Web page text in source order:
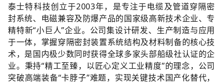
泰士特科技创立于2003年，是专注于电缆及管道穿隔密
封系统、电磁兼容及防爆产品的国家级高新技术企业、专
精特新“小巨人”企业。公司集设计研发、生产制造与应用
于一体，掌握穿隔密封装置系统结构及材料制备的核心技
术，是国内极少数同时获得全球多家头部船级社认证的企
业。秉持“精工至臻，以匠心定义工业精度”的理念，公司
突破高端装备“卡脖子”难题，实现关键技术国产化替代，